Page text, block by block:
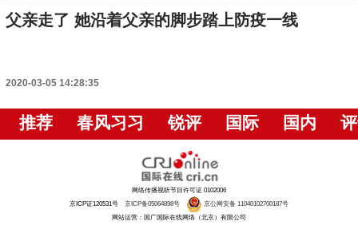
父亲走了 她沿着父亲的脚步踏上防疫一线
2020-03-05 14:28:35
推荐 春风习习 锐评 国际 国内
网络传播视听节目许可证 0102006
京ICP证120531号 京ICP备05064898号
京公网安备 11040102700187号
网站运营：国广国际在线网络（北京）有限公司